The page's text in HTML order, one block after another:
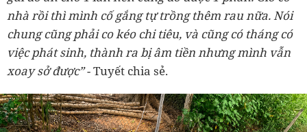
nhà rồi thì mình cố gắng tự trồng thêm rau nữa. Nói
chung cũng phải co kéo chi tiêu, và cũng có tháng có
việc phát sinh, thành ra bị âm tiền nhưng mình vẫn
xoay sở được”- Tuyết chia sẻ.